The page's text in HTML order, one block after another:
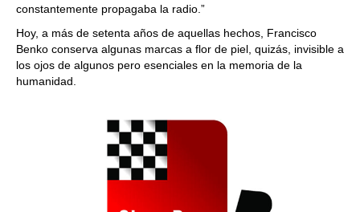
constantemente propagaba la radio.”
Hoy, a más de setenta años de aquellas hechos, Francisco
Benko conserva algunas marcas a flor de piel, quizás, invisible a
los ojos de algunos pero esenciales en la memoria de la
humanidad.